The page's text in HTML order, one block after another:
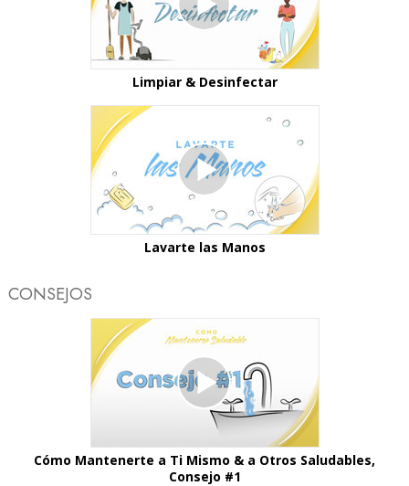
Limpiar & Desinfectar
Lavarte las Manos
CONSEJOS
Cómo Mantenerte a Ti Mismo & a Otros Saludables,
Consejo #1